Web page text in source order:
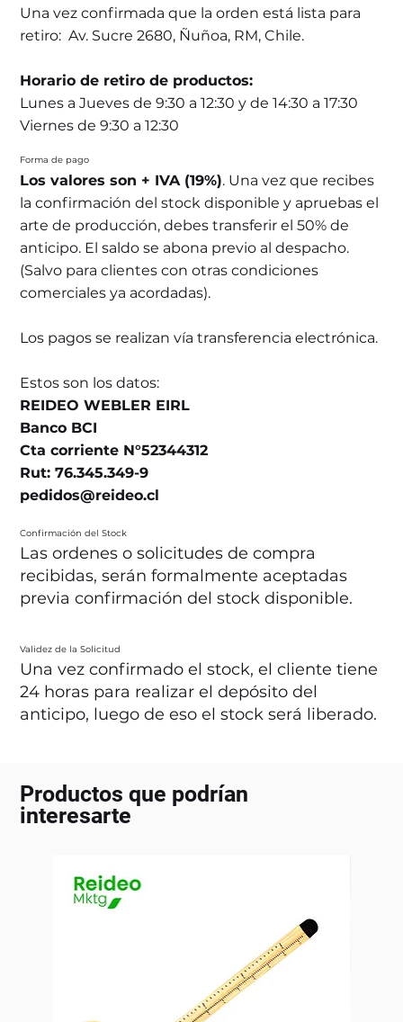
Una vez confirmada que la orden está lista para
retiro: Av. Sucre 2680, Ñuñoa, RM, Chile.
Horario de retiro de productos:
Lunes a Jueves de 9:30 a 12:30 y de 14:30 a 17:30
Viernes de 9:30 a 12:30
Forma de pago
Los valores son + IVA (19%). Una vez que recibes
la confirmación del stock disponible y apruebas el
arte de producción, debes transferir el 50% de
anticipo. El saldo se abona previo al despacho.
(Salvo para clientes con otras condiciones
comerciales ya acordadas).
Los pagos se realizan vía transferencia electrónica.
Estos son los datos:
REIDEO WEBLER EIRL
Banco BCI
Cta corriente N°52344312
Rut: 76.345.349-9
pedidos@reideo.cl
Confirmación del Stock
Las ordenes o solicitudes de compra
recibidas, serán formalmente aceptadas
previa confirmación del stock disponible.
Validez de la Solicitud
Una vez confirmado el stock, el cliente tiene
24 horas para realizar el depósito del
anticipo, luego de eso el stock será liberado.
Productos que podrían
interesarte